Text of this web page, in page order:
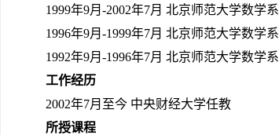
1999年9月-2002年7月 北京师范大学数学
1996年9月-1999年7月 北京师范大学数学
1992年9月-1996年7月 北京师范大学数学
工作经历
2002年7月至今 中央财经大学任教
所授课程